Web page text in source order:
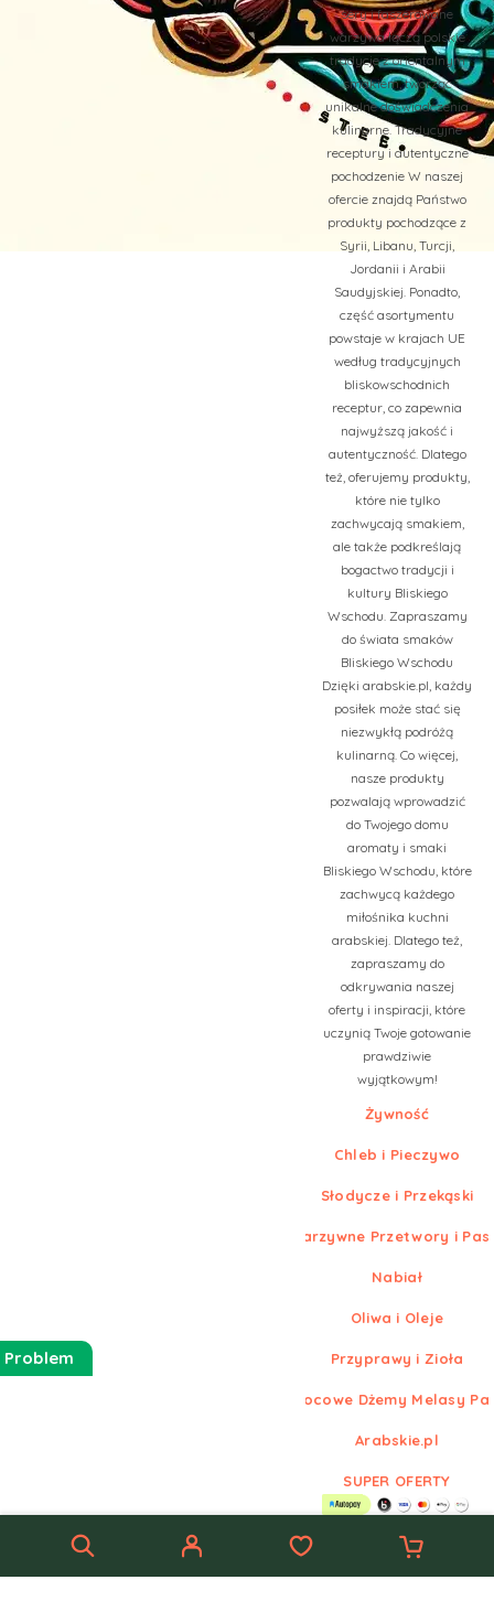
sery i faszerowane
warzywa łączą polskie
tradycje z orientalnym
smakiem, tworząc
unikalne doświadczenia
kulinarne. Tradycyjne
receptury i autentyczne
pochodzenie W naszej
ofercie znajdą Państwo
produkty pochodzące z
Syrii, Libanu, Turcji,
Jordanii i Arabii
Saudyjskiej. Ponadto,
część asortymentu
powstaje w krajach UE
według tradycyjnych
bliskowschodnich
receptur, co zapewnia
najwyższą jakość i
autentyczność. Dlatego
też, oferujemy produkty,
które nie tylko
zachwycają smakiem,
ale także podkreślają
bogactwo tradycji i
kultury Bliskiego
Wschodu. Zapraszamy
do świata smaków
Bliskiego Wschodu
Dzięki arabskie.pl, każdy
posiłek może stać się
niezwykłą podróżą
kulinarną. Co więcej,
nasze produkty
pozwalają wprowadzić
do Twojego domu
aromaty i smaki
Bliskiego Wschodu, które
zachwycą każdego
miłośnika kuchni
arabskiej. Dlatego też,
zapraszamy do
odkrywania naszej
oferty i inspiracji, które
uczynią Twoje gotowanie
prawdziwie
wyjątkowym!
Żywność
Chleb i Pieczywo
Słodycze i Przekąski
Warzywne Przetwory i
Nabiał
Oliwa i Oleje
Przyprawy i Zioła
Owocowe Dżemy Melasy
Arabskie.pl
SUPER OFERTY
Arabskie.pl
Problem